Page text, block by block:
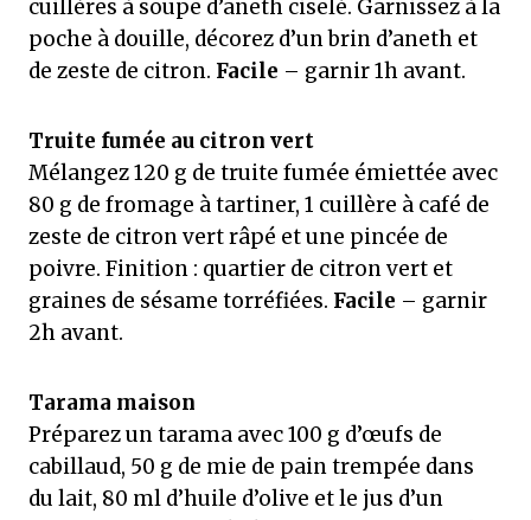
cuillères à soupe d’aneth ciselé. Garnissez à la
poche à douille, décorez d’un brin d’aneth et
de zeste de citron. Facile – garnir 1h avant.
Truite fumée au citron vert
Mélangez 120 g de truite fumée émiettée avec
80 g de fromage à tartiner, 1 cuillère à café de
zeste de citron vert râpé et une pincée de
poivre. Finition : quartier de citron vert et
graines de sésame torréfiées. Facile – garnir
2h avant.
Tarama maison
Préparez un tarama avec 100 g d’œufs de
cabillaud, 50 g de mie de pain trempée dans
du lait, 80 ml d’huile d’olive et le jus d’un